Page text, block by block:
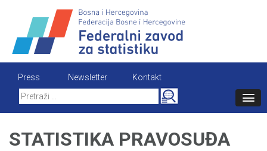
content
Press Newsletter
Kontakt
Search
for:
STATISTIKA PRAVOSUĐA